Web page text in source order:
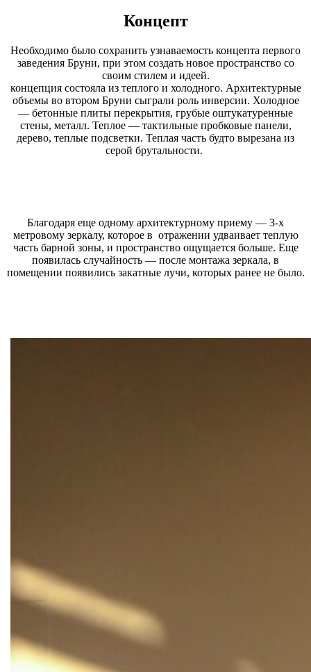
Концепт
Необходимо было сохранить узнаваемость концепта первого
заведения Бруни, при этом создать новое пространство со
своим стилем и идеей.
концепция состояла из теплого и холодного. Архитектурные
объемы во втором Бруни сыграли роль инверсии. Холодное
— бетонные плиты перекрытия, грубые оштукатуренные
стены, металл. Теплое — тактильные пробковые панели,
дерево, теплые подсветки. Теплая часть будто вырезана из
серой брутальности.
Благодаря еще одному архитектурному приему — 3-х
метровому зеркалу, которое в отражении удваивает теплую
часть барной зоны, и пространство ощущается больше. Еще
появилась случайность — после монтажа зеркала, в
помещении появились закатные лучи, которых ранее не было.